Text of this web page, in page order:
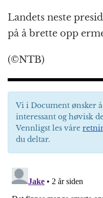
Landets neste
på å brette opp
(©NTB)
Vi i Document ønsker
interessant og høvisk
Vennligst les våre
du deltar.